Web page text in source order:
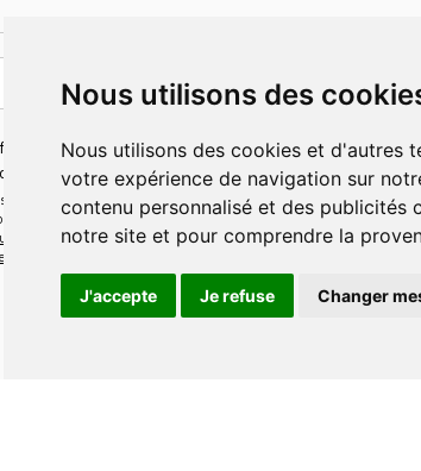
Nous utilisons des
Nous utilisons des cookies et d'autres technologies de suivi pour améliorer
votre expérience de navigation sur
contenu personnalisé et des publicités
notre site et pour comprendre la
J'accepte Je refuse Changer
recevoir nos nouvelles offres,
sur les ventes et les
pouvez vous désinscrire à tout moment.
ici notre politique de protection de vos